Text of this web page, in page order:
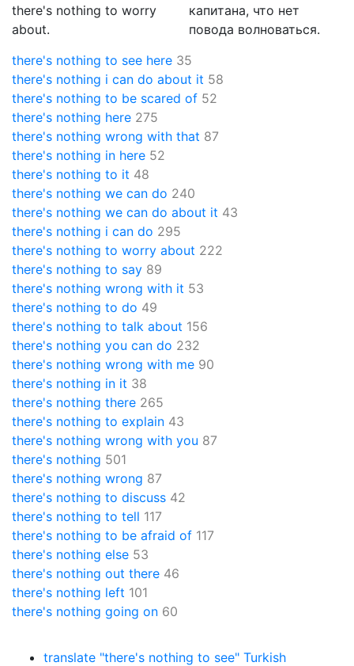
there's nothing to worry
about.
капитана, что нет
повода волноваться.
there's nothing to see here 35
there's nothing i can do about it 58
there's nothing to be scared of 52
there's nothing here 275
there's nothing wrong with that 87
there's nothing in here 52
there's nothing to it 48
there's nothing we can do 240
there's nothing we can do about it 43
there's nothing i can do 295
there's nothing to worry about 222
there's nothing to say 89
there's nothing wrong with it 53
there's nothing to do 49
there's nothing to talk about 156
there's nothing you can do 232
there's nothing wrong with me 90
there's nothing in it 38
there's nothing there 265
there's nothing to explain 43
there's nothing wrong with you 87
there's nothing 501
there's nothing wrong 87
there's nothing to discuss 42
there's nothing to tell 117
there's nothing to be afraid of 117
there's nothing else 53
there's nothing out there 46
there's nothing left 101
there's nothing going on 60
translate "there's nothing to see" Turkish